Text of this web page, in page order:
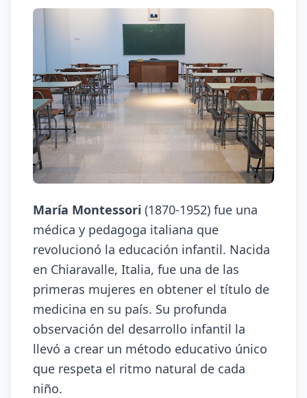
María Montessori (1870-1952) fue una
médica y pedagoga italiana que
revolucionó la educación infantil. Nacida
en Chiaravalle, Italia, fue una de las
primeras mujeres en obtener el título de
medicina en su país. Su profunda
observación del desarrollo infantil la
llevó a crear un método educativo único
que respeta el ritmo natural de cada
niño.